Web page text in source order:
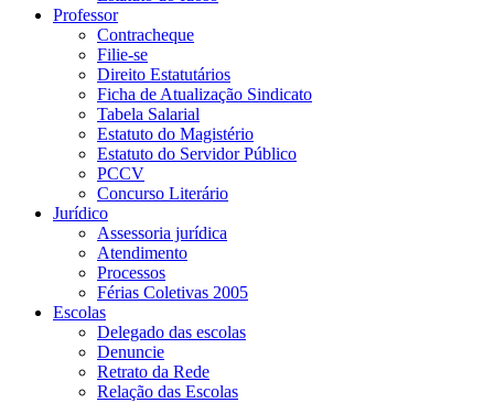
Professor
Contracheque
Filie-se
Direito Estatutários
Ficha de Atualização Sindicato
Tabela Salarial
Estatuto do Magistério
Estatuto do Servidor Público
PCCV
Concurso Literário
Jurídico
Assessoria jurídica
Atendimento
Processos
Férias Coletivas 2005
Escolas
Delegado das escolas
Denuncie
Retrato da Rede
Relação das Escolas